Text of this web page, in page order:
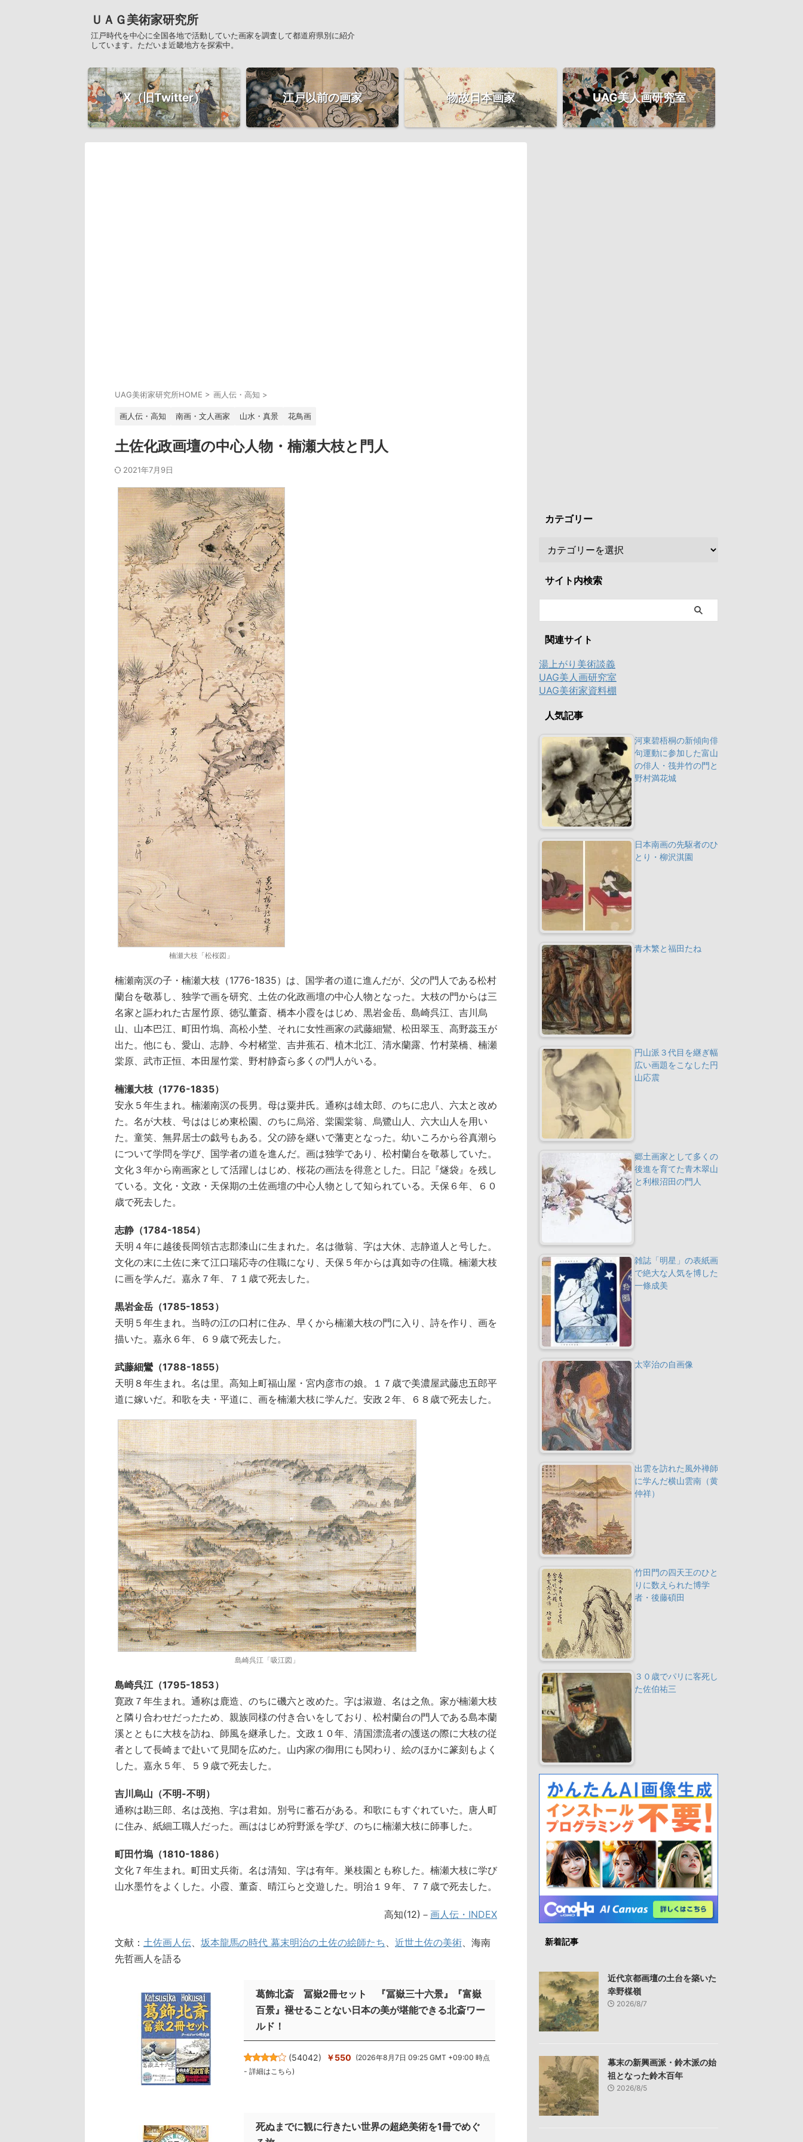
ＵＡＧ美術家研究所
江戸時代を中心に全国各地で活動していた画家を調査して都道府県別に紹介
しています。ただいま近畿地方を探索中。
X（旧Twitter） 江戸以前の画家 物故日本画家 UAG美人画研究室
UAG美術家研究所HOME > 画人伝・高知 >
画人伝・高知 南画・文人画家 山水・真景 花鳥画
土佐化政画壇の中心人物・楠瀬大枝と門人
2021年7月9日
楠瀬大枝「松桜図」
楠瀬南溟の子・楠瀬大枝（1776-1835）は、国学者の道に進んだが、父の門人である松村
蘭台を敬慕し、独学で画を研究、土佐の化政画壇の中心人物となった。大枝の門からは三
名家と謳われた古屋竹原、徳弘董斎、橋本小霞をはじめ、黒岩金岳、島崎呉江、吉川烏
山、山本巴江、町田竹塢、高松小埜、それに女性画家の武藤細鸞、松田翠玉、高野蕊玉が
出た。他にも、愛山、志静、今村楮堂、吉井蕉石、植木北江、清水蘭露、竹村菜橋、楠瀬
棠原、武市正恒、本田屋竹棠、野村静斎ら多くの門人がいる。
楠瀬大枝（1776-1835）
安永５年生まれ。楠瀬南溟の長男。母は粟井氏。通称は雄太郎、のちに忠八、六太と改め
た。名が大枝、号ははじめ東松園、のちに烏浴、棠園棠翁、烏鷺山人、六大山人を用い
た。童笑、無昇居士の戯号もある。父の跡を継いで藩吏となった。幼いころから谷真潮ら
について学問を学び、国学者の道を進んだ。画は独学であり、松村蘭台を敬慕していた。
文化３年から南画家として活躍しはじめ、桜花の画法を得意とした。日記『燧袋』を残し
ている。文化・文政・天保期の土佐画壇の中心人物として知られている。天保６年、６０
歳で死去した。
志静（1784-1854）
天明４年に越後長岡領古志郡漆山に生まれた。名は徹翁、字は大休、志静道人と号した。
文化の末に土佐に来て江口瑞応寺の住職になり、天保５年からは真如寺の住職。楠瀬大枝
に画を学んだ。嘉永７年、７１歳で死去した。
黒岩金岳（1785-1853）
天明５年生まれ。当時の江の口村に住み、早くから楠瀬大枝の門に入り、詩を作り、画を
描いた。嘉永６年、６９歳で死去した。
武藤細鸞（1788-1855）
天明８年生まれ。名は里。高知上町福山屋・宮内彦市の娘。１７歳で美濃屋武藤忠五郎平
道に嫁いだ。和歌を夫・平道に、画を楠瀬大枝に学んだ。安政２年、６８歳で死去した。
島崎呉江「吸江図」
島崎呉江（1795-1853）
寛政７年生まれ。通称は鹿造、のちに磯六と改めた。字は淑遊、名は之魚。家が楠瀬大枝
と隣り合わせだったため、親族同様の付き合いをしており、松村蘭台の門人である島本蘭
溪とともに大枝を訪ね、師風を継承した。文政１０年、清国漂流者の護送の際に大枝の従
者として長崎まで赴いて見聞を広めた。山内家の御用にも関わり、絵のほかに篆刻もよく
した。嘉永５年、５９歳で死去した。
吉川烏山（不明-不明）
通称は勘三郎、名は茂抱、字は君如。別号に蓄石がある。和歌にもすぐれていた。唐人町
に住み、紙細工職人だった。画ははじめ狩野派を学び、のちに楠瀬大枝に師事した。
町田竹塢（1810-1886）
文化７年生まれ。町田丈兵衛。名は清知、字は有年。巣枝園とも称した。楠瀬大枝に学び
山水墨竹をよくした。小霞、董斎、晴江らと交遊した。明治１９年、７７歳で死去した。
高知(12) － 画人伝・INDEX
文献： 土佐画人伝、 坂本龍馬の時代 幕末明治の土佐の絵師たち 、 近世土佐の美術、海南
先哲画人を語る
葛飾北斎 冨嶽2冊セット 『冨嶽三十六景』『富嶽
百景』褪せることない日本の美が堪能できる北斎ワー
ルド！
(54042) ￥550 (2026年8月7日 09:25 GMT +09:00 時点
-詳細はこちら )
死ぬまでに観に行きたい世界の超絶美術を1冊でめぐ
カテゴリー
サイト内検索
関連サイト
湯上がり美術談義
UAG美人画研究室
UAG美術家資料棚
人気記事
河東碧梧桐の新傾向俳
句運動に参加した富山
の俳人・筏井竹の門と
野村満花城
日本南画の先駆者のひ
とり・柳沢淇園
青木繁と福田たね
円山派３代目を継ぎ幅
広い画題をこなした円
山応震
郷土画家として多くの
後進を育てた青木翠山
と利根沼田の門人
雑誌「明星」の表紙画
で絶大な人気を博した
一條成美
太宰治の自画像
出雲を訪れた風外禅師
に学んだ横山雲南（黄
仲祥）
竹田門の四天王のひと
りに数えられた博学
者・後藤碩田
３０歳でパリに客死し
た佐伯祐三
新着記事
近代京都画壇の土台を築いた
幸野楳嶺
2026/8/7
幕末の新興画派・鈴木派の始
祖となった鈴木百年
2026/8/5